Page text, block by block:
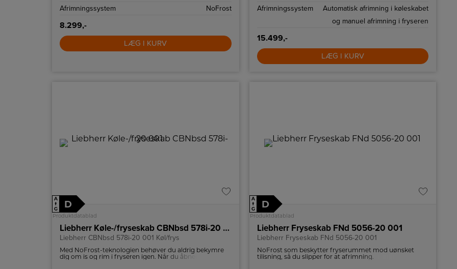
Afrimningssystem
NoFrost
8.299,-
LÆG I KURV
Afrimningssystem
Automatisk afrimning i køleskabet
og manuel afrimning i fryseren
15.499,-
LÆG I KURV
A
↑
G
D
Produktdatablad
Liebherr Køle-/fryseskab CBNbsd 578i-20 001
Liebherr CBNbsd 578i-20 001 Køl/frys
Med NoFrost-teknologien behøver du aldrig bekymre
dig om is og rim i fryseren igen. Når du åbner
A
↑
G
D
Produktdatablad
Liebherr Fryseskab FNd 5056-20 001
Liebherr Fryseskab FNd 5056-20 001
NoFrost som beskytter fryserummet mod uønsket
tilisning, så du slipper for at afrimning.